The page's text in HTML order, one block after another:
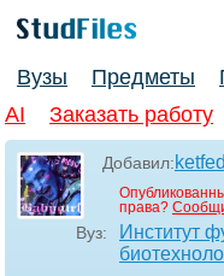
Вузы Предметы
AI
Заказать работу
Добавил:
права?
Вуз:
Институт